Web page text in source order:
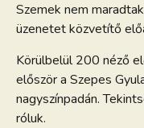
Szemek nem
üzenetet közvetítő
Körülbelül 200 néző
először a Szepes
nagyszínpadán.
róluk.